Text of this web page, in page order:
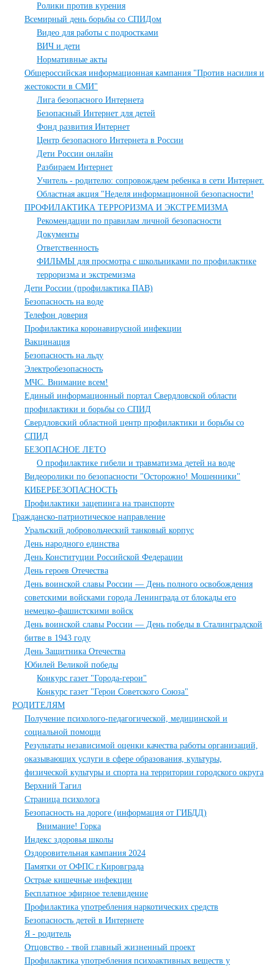
Ролики против курения
Всемирный день борьбы со СПИДом
Видео для работы с подростками
ВИЧ и дети
Нормативные акты
Общероссийская информационная кампания "Против насилия и
жестокости в СМИ"
Лига безопасного Интернета
Безопасный Интернет для детей
Фонд развития Интернет
Центр безопасного Интернета в России
Дети России онлайн
Разбираем Интернет
Учитель - родителю: сопровождаем ребенка в сети Интернет.
Областная акция "Неделя информационной безопасности!
ПРОФИЛАКТИКА ТЕРРОРИЗМА И ЭКСТРЕМИЗМА
Рекомендации по правилам личной безопасности
Документы
Ответственность
ФИЛЬМЫ для просмотра с школьниками по профилактике
терроризма и экстремизма
Дети России (профилактика ПАВ)
Безопасность на воде
Телефон доверия
Профилактика коронавирусной инфекции
Вакцинация
Безопасность на льду
Электробезопасность
МЧС. Внимание всем!
Единый информационный портал Свердловской области
профилактики и борьбы со СПИД
Свердловский областной центр профилактики и борьбы со
СПИД
БЕЗОПАСНОЕ ЛЕТО
О профилактике гибели и травматизма детей на воде
Видеоролики по безопасности "Осторожно! Мошенники"
КИБЕРБЕЗОПАСНОСТЬ
Профилактики зацепинга на транспорте
Гражданско-патриотическое направление
Уральский добровольческий танковый корпус
День народного единства
День Конституции Российской Федерации
День героев Отечества
День воинской славы России — День полного освобождения
советскими войсками города Ленинграда от блокады его
немецко-фашистскими войск
День воинской славы России — День победы в Сталинградской
битве в 1943 году
День Защитника Отечества
Юбилей Великой победы
Конкурс газет "Города-герои"
Конкурс газет "Герои Советского Союза"
РОДИТЕЛЯМ
Получение психолого-педагогической, медицинской и
социальной помощи
Результаты независимой оценки качества работы организаций,
оказывающих услуги в сфере образования, культуры,
физической культуры и спорта на территории городского округа
Верхний Тагил
Страница психолога
Безопасность на дороге (информация от ГИБДД)
Внимание! Горка
Индекс здоровья школы
Оздоровительная кампания 2024
Памятки от ОФПС г.Кировграда
Острые кишечные инфекции
Бесплатное эфирное телевидение
Профилактика употребления наркотических средств
Безопасность детей в Интернете
Я - родитель
Отцовство - твой главный жизненный проект
Профилактика употребления психоактивных веществ у